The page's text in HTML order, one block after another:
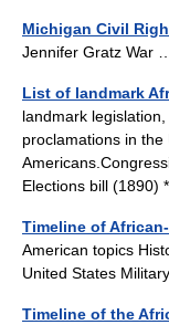
Michigan Civil
Jennifer Gratz War
List of landmark
landmark
proclamations in the
Elections bill
Timeline of
American topics
United States
Timeline of the